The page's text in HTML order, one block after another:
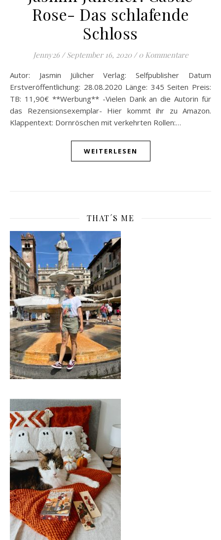
Rose- Das schlafende
Schloss
Jenny26 / September 16, 2020 / 0 Kommentare
Autor: Jasmin Jülicher Verlag: Selfpublisher Datum
Erstveröffentlichung: 28.08.2020 Länge: 345 Seiten Preis:
TB: 11,90€ **Werbung** -Vielen Dank an die Autorin für
das Rezensionsexemplar- Hier kommt ihr zu Amazon.
Klappentext: Dornröschen mit verkehrten Rollen:…
WEITERLESEN
THAT´S ME